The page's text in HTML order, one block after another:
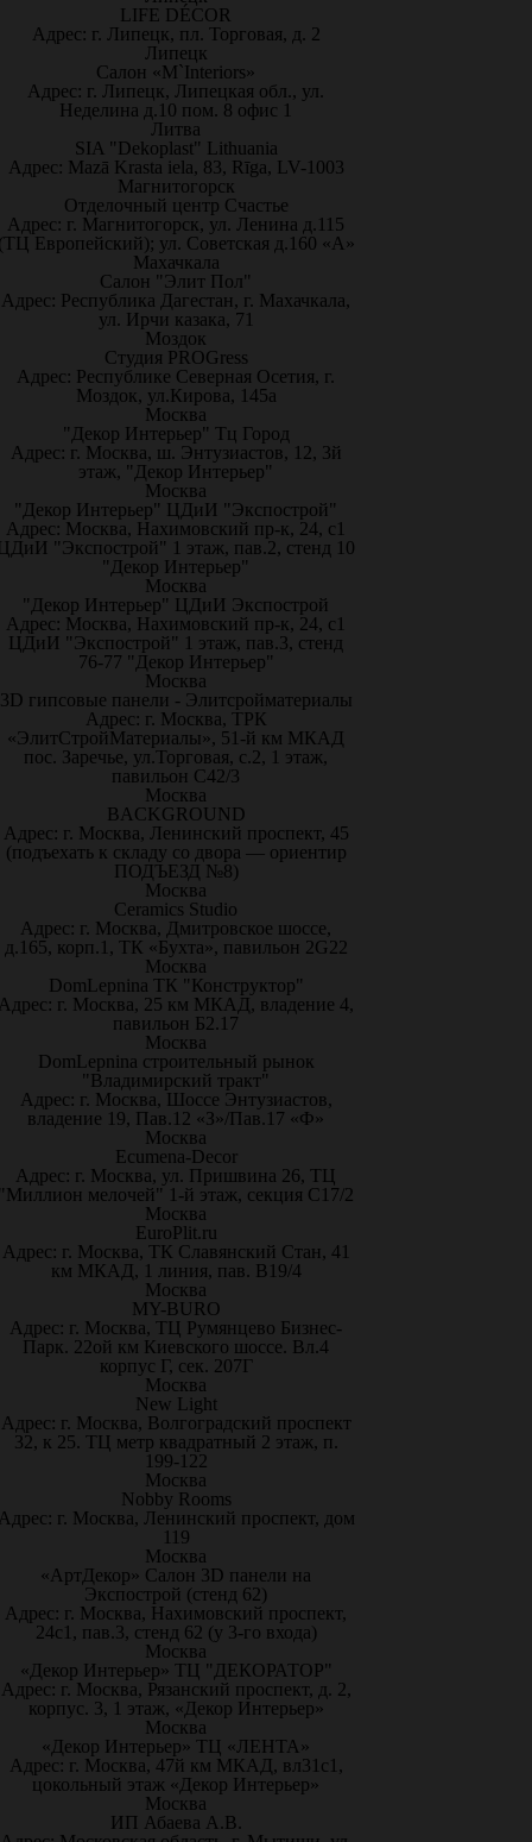
LIFE DÉCOR
Адрес: г. Липецк, пл. Торговая, д. 2
Липецк
Салон «M`Interiors»
Адрес: г. Липецк, Липецкая обл., ул.
Неделина д.10 пом. 8 офис 1
Литва
SIA "Dekoplast" Lithuania
Адрес: Mazā Krasta iela, 83, Rīga, LV-1003
Магнитогорск
Отделочный центр Счастье
Адрес: г. Магнитогорск, ул. Ленина д.115
Европейский); ул. Советская д.160 «А»
Махачкала
Салон "Элит Пол"
Адрес: Республика Дагестан, г. Махачкала,
ул. Ирчи казака, 71
Моздок
Студия PROGress
Адрес: Республике Северная Осетия, г.
Моздок, ул.Кирова, 145а
Москва
"Декор Интерьер" Тц Город
Адрес: г. Москва, ш. Энтузиастов, 12, 3й
этаж, "Декор Интерьер"
Москва
"Декор Интерьер" ЦДиИ "Экспострой"
Адрес: Москва, Нахимовский пр-к, 24, с1
"Экспострой" 1 этаж, пав.2, стенд 10
"Декор Интерьер"
Москва
"Декор Интерьер" ЦДиИ Экспострой
Адрес: Москва, Нахимовский пр-к, 24, с1
ЦДиИ "Экспострой" 1 этаж, пав.3, стенд
76-77 "Декор Интерьер"
Москва
3D гипсовые панели - Элитсройматериалы
Адрес: г. Москва, ТРК
«ЭлитСтройМатериалы», 51-й км МКАД
пос. Заречье, ул.Торговая, с.2, 1 этаж,
павильон С42/3
Москва
BACKGROUND
Адрес: г. Москва, Ленинский проспект, 45
(подъехать к складу со двора — ориентир
ПОДЪЕЗД №8)
Москва
Ceramics Studio
Адрес: г. Москва, Дмитровское шоссе,
д.165, корп.1, ТК «Бухта», павильон 2G22
Москва
DomLepnina ТК "Конструктор"
г. Москва, 25 км МКАД, владение 4,
павильон Б2.17
Москва
DomLepnina строительный рынок
"Владимирский тракт"
Адрес: г. Москва, Шоссе Энтузиастов,
владение 19, Пав.12 «З»/Пав.17 «Ф»
Москва
Ecumena-Decor
Адрес: г. Москва, ул. Пришвина 26, ТЦ
мелочей" 1-й этаж, секция С17/2
Москва
EuroPlit.ru
Адрес: г. Москва, ТК Славянский Стан, 41
км МКАД, 1 линия, пав. В19/4
Москва
MY-BURO
Адрес: г. Москва, ТЦ Румянцево Бизнес-
Парк. 22ой км Киевского шоссе. Вл.4
корпус Г, сек. 207Г
Москва
New Light
Адрес: г. Москва, Волгоградский проспект
32, к 25. ТЦ метр квадратный 2 этаж, п.
199-122
Москва
Nobby Rooms
г. Москва, Ленинский проспект, дом
119
Москва
«АртДекор» Салон 3D панели на
Экспострой (стенд 62)
Адрес: г. Москва, Нахимовский проспект,
24с1, пав.3, стенд 62 (у 3-го входа)
Москва
«Декор Интерьер» ТЦ "ДЕКОРАТОР"
Адрес: г. Москва, Рязанский проспект, д. 2,
корпус. 3, 1 этаж, «Декор Интерьер»
Москва
«Декор Интерьер» ТЦ «ЛЕНТА»
Адрес: г. Москва, 47й км МКАД, вл31с1,
цокольный этаж «Декор Интерьер»
Москва
ИП Абаева А.В.